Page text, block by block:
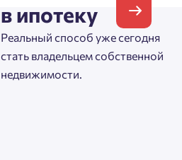
в ипотеку
Реальный способ уже сегодня
стать владельцем собственной
недвижимости.
Фамилия